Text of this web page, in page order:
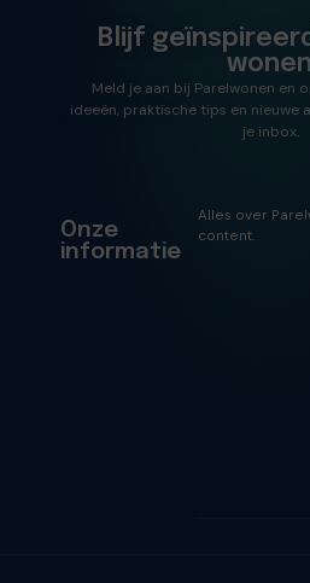
Blijf
wonen
Meld je aan bij Parelwonen en
ideeën, praktische tips en nieuwe
je inbox.
Onze
informatie
Alles over
content.